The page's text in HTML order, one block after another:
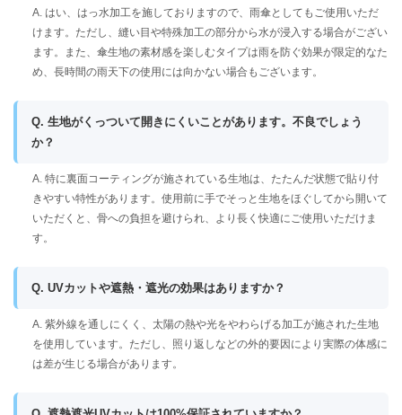
A. はい、はっ水加工を施しておりますので、雨傘としてもご使用いただ
けます。ただし、縫い目や特殊加工の部分から水が浸入する場合がござい
ます。また、傘生地の素材感を楽しむタイプは雨を防ぐ効果が限定的なた
め、長時間の雨天下の使用には向かない場合もございます。
Q. 生地がくっついて開きにくいことがあります。不良でしょう
か？
A. 特に裏面コーティングが施されている生地は、たたんだ状態で貼り付
きやすい特性があります。使用前に手でそっと生地をほぐしてから開いて
いただくと、骨への負担を避けられ、より長く快適にご使用いただけま
す。
Q. UVカットや遮熱・遮光の効果はありますか？
A. 紫外線を通しにくく、太陽の熱や光をやわらげる加工が施された生地
を使用しています。ただし、照り返しなどの外的要因により実際の体感に
は差が生じる場合があります。